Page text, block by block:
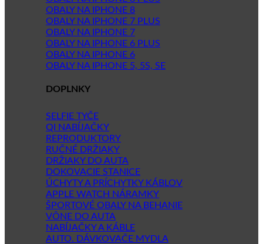
OBALY NA IPHONE 8
OBALY NA IPHONE 7 PLUS
OBALY NA IPHONE 7
OBALY NA IPHONE 6 PLUS
OBALY NA IPHONE 6
OBALY NA IPHONE 5, 5S, SE
DOPLNKY
SELFIE TYČE
QI NABÍJAČKY
REPRODUKTORY
RUČNÉ DRŽIAKY
DRŽIAKY DO AUTA
DOKOVACIE STANICE
ÚCHYTY A PRÍCHYTKY KÁBLOV
APPLE WATCH NÁRAMKY
ŠPORTOVÉ OBALY NA BEHANIE
VÔNE DO AUTA
NABÍJAČKY A KÁBLE
AUTO. DÁVKOVAČE MYDLA